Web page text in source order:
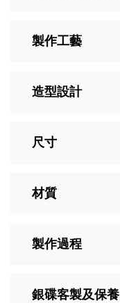
製作工藝
造型設計
尺寸
材質
製作過程
銀碟客製及保養